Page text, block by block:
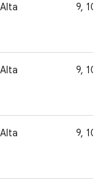
Alta 9, 10,
Alta 9, 10,
Alta 9, 10,